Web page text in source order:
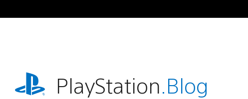
al
playstation.comPlayStation.Blog